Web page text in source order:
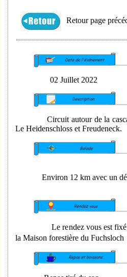
Retour page
02 Juillet 2022
Circuit autour de la cascade
Le Heidenschloss et Freudeneck.
Environ 12 km avec un
Le rendez vous est fixé à
la Maison forestière du Fuchsloch